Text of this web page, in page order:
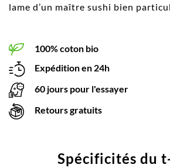
lame d’un maître sushi bien
100% coton bio
Expédition en 24h
60 jours pour l'essayer
Retours gratuits
Spécificités du